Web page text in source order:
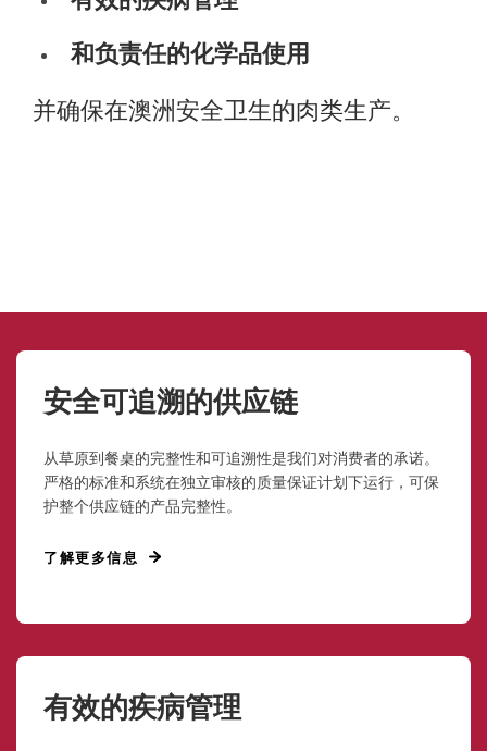
和负责任的化学品使用
并确保在澳洲安全卫生的肉类生产。
安全可追溯的供应链
从草原到餐桌的完整性和可追溯性是我们对消费者的承诺。
严格的标准和系统在独立审核的质量保证计划下运行，可保
护整个供应链的产品完整性。
了解更多信息
有效的疾病管理